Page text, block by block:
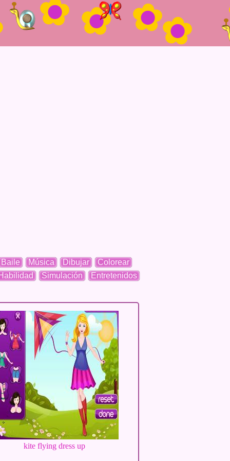
Baile Música Dibujar
Colorear
Simulación
Entretenidos
kite flying dress up